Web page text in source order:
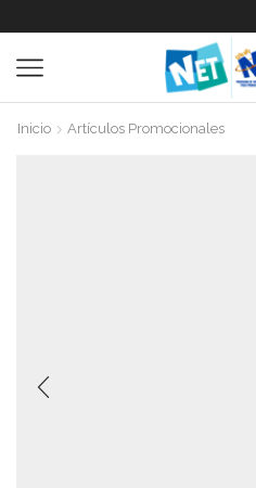
Inicio Artículos Promocionales